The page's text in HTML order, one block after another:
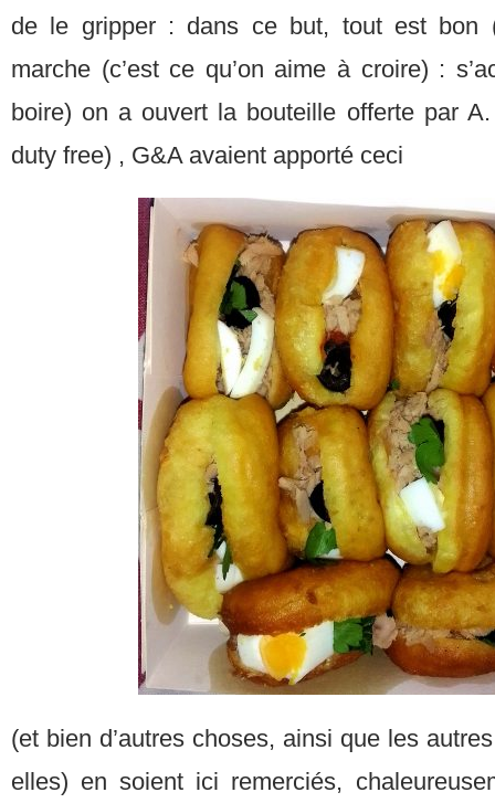
de le gripper : dans ce but, tout est bon
marche (c’est ce qu’on aime à croire) :
boire) on a ouvert la bouteille offerte par
duty free) , G&A avaient apporté ceci
(et bien d’autres choses, ainsi que les
elles) en soient ici remerciés,